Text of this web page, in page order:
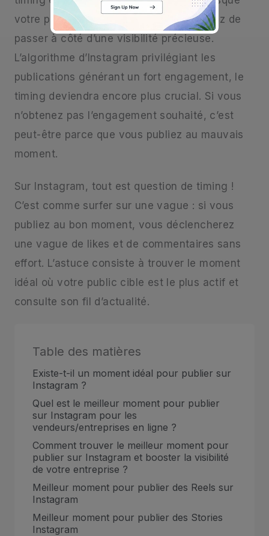
votre public cible est inactif, vous risquez de
passer à côté d’une visibilité précieuse.
L’algorithme d’Instagram privilégiant les
publications générant un fort engagement, le
timing deviendra encore plus crucial. Si vous
n’obtenez pas l’engagement souhaité, c’est
peut-être parce que vous publiez au mauvais
moment.
Sur Instagram, tout est question de timing !
C’est comme surfer sur une vague : si vous
publiez au bon moment, vous déclencherez
une vague de likes et de commentaires sans
effort. L’astuce consiste à trouver le moment
idéal où votre public cible est le plus actif et
consulte son fil d’actualité.
Table des matières
Existe-t-il un moment idéal pour publier sur
Instagram ?
Quel est le meilleur moment pour publier
sur Instagram pour les
vendeurs/entreprises en ligne ?
Comment trouver le meilleur moment pour
publier sur Instagram et booster la visibilité
de votre entreprise ?
Meilleur moment pour publier des Reels sur
Instagram
Meilleur moment pour publier des Stories
Instagram